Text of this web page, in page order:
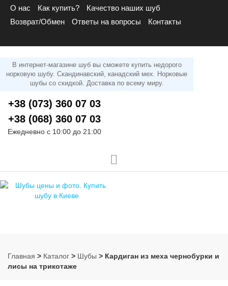
О нас Как купить?
Качество наших шуб
Возврат/Обмен
Ответы на вопросы Контакты
В интернет-магазине шуб вы сможете купить недорого
норковую шубу. Скандинавский, канадский мех. Норковые
шубы со скидкой. Доставка по всему миру.
+38 (073) 360 07 03
+38 (068) 360 07 03
Ежедневно с 10:00 до 21:00
Главная > Каталог > Шубы > Кардиган из меха чернобурки и
лисы на трикотаже